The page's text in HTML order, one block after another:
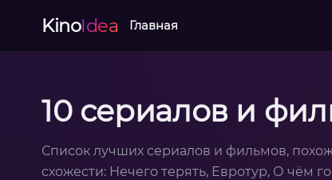
KinoIdea Главная
10 сериалов и
Список лучших сериалов и фильмов,
схожести: Нечего терять, Евротур, О чём